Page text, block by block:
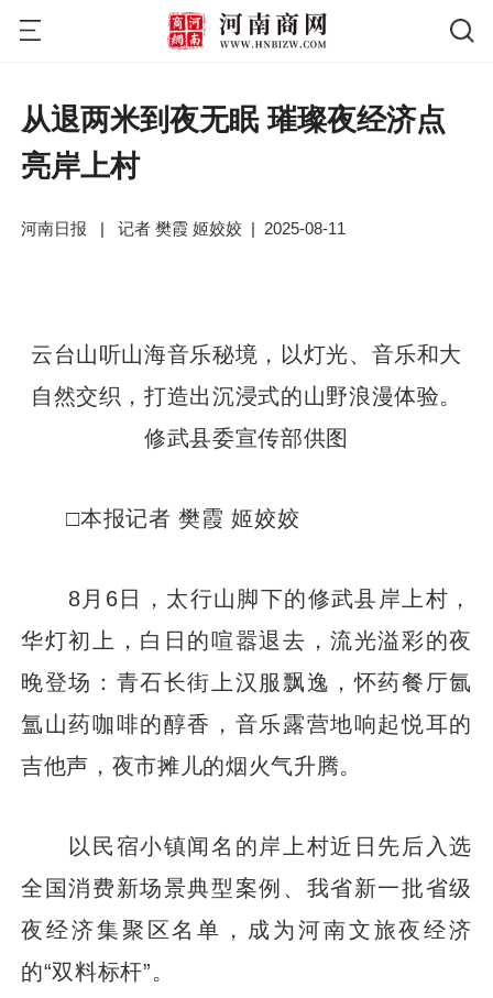
从退两米到夜无眠 璀璨夜经济点
亮岸上村
河南日报 | 记者 樊霞 姬姣姣 | 2025-08-11
云台山听山海音乐秘境，以灯光、音乐和大
自然交织，打造出沉浸式的山野浪漫体验。
修武县委宣传部供图
□本报记者 樊霞 姬姣姣
8月6日，太行山脚下的修武县岸上村，
华灯初上，白日的喧嚣退去，流光溢彩的夜
晚登场：青石长街上汉服飘逸，怀药餐厅氤
氲山药咖啡的醇香，音乐露营地响起悦耳的
吉他声，夜市摊儿的烟火气升腾。
以民宿小镇闻名的岸上村近日先后入选
全国消费新场景典型案例、我省新一批省级
夜经济集聚区名单，成为河南文旅夜经济
的“双料标杆”。